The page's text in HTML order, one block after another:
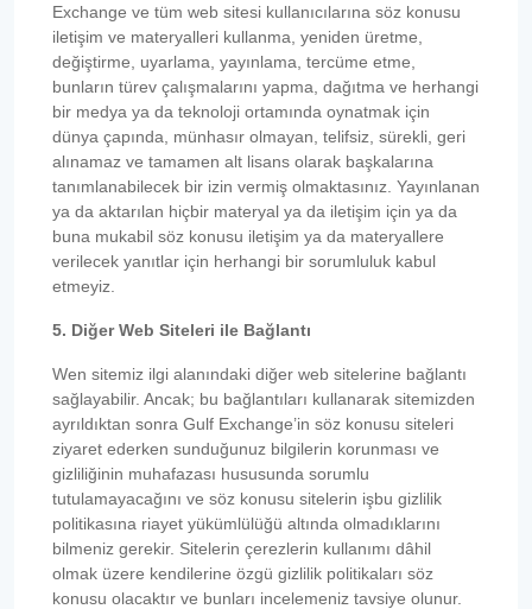
Exchange ve tüm web sitesi kullanıcılarına söz konusu
iletişim ve materyalleri kullanma, yeniden üretme,
değiştirme, uyarlama, yayınlama, tercüme etme,
bunların türev çalışmalarını yapma, dağıtma ve herhangi
bir medya ya da teknoloji ortamında oynatmak için
dünya çapında, münhasır olmayan, telifsiz, sürekli, geri
alınamaz ve tamamen alt lisans olarak başkalarına
tanımlanabilecek bir izin vermiş olmaktasınız. Yayınlanan
ya da aktarılan hiçbir materyal ya da iletişim için ya da
buna mukabil söz konusu iletişim ya da materyallere
verilecek yanıtlar için herhangi bir sorumluluk kabul
etmeyiz.
5. Diğer Web Siteleri ile Bağlantı
Wen sitemiz ilgi alanındaki diğer web sitelerine bağlantı
sağlayabilir. Ancak; bu bağlantıları kullanarak sitemizden
ayrıldıktan sonra Gulf Exchange’in söz konusu siteleri
ziyaret ederken sunduğunuz bilgilerin korunması ve
gizliliğinin muhafazası hususunda sorumlu
tutulamayacağını ve söz konusu sitelerin işbu gizlilik
politikasına riayet yükümlülüğü altında olmadıklarını
bilmeniz gerekir. Sitelerin çerezlerin kullanımı dâhil
olmak üzere kendilerine özgü gizlilik politikaları söz
konusu olacaktır ve bunları incelemeniz tavsiye olunur.